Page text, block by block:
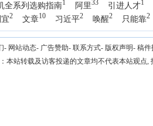
全系列选购指南1 阿里33 引进人才1
2 文章10 习近平2 唤醒2 只能靠2
- 网站动态- 广告赞助- 联系方式- 版权声明- 稿件
本站转载及访客投递的文章均不代表本站观点